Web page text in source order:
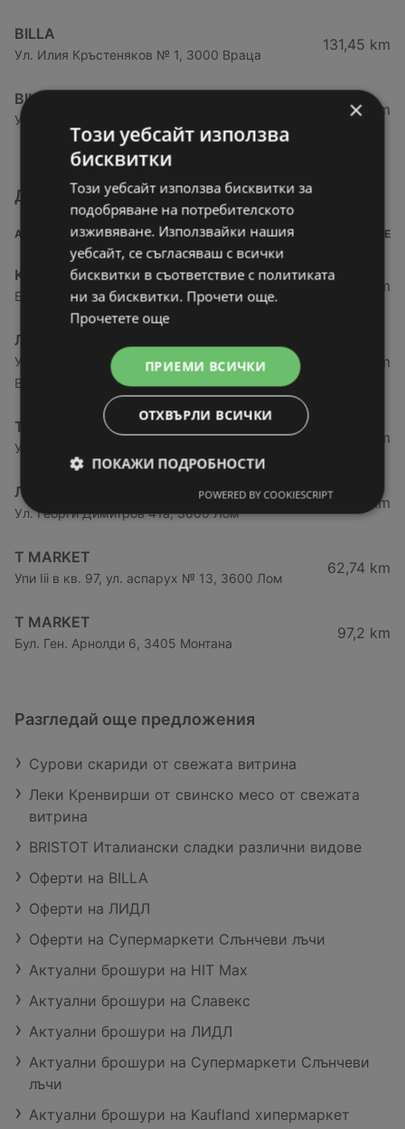
BILLA
Ул. Илия Кръстеняков № 1, 3000 Враца
131,45 km
BILLA
Ул. Кръстьо Бързаков 14а, 3001 Враца
132,99 km
Други магазини от категория Супермаркети
АДРЕС РАЗСТОЯНИЕ
Kaufland хипермаркет
Бул. Панония № 41, 3700 Видин
27,69 km
ЛИДЛ
Ул. „Академик Стефан Младенов“ № 20, 3700
Видин
27,78 km
T MARKET
Ул. Железничарска № 19, 3700 Видин
28,91 km
ЛИДЛ
Ул. Георги Димитров 41а, 3600 Лом
61,76 km
T MARKET
Упи Iii в кв. 97, ул. аспарух № 13, 3600 Лом
62,74 km
T MARKET
Бул. Ген. Арнолди 6, 3405 Монтана
97,2 km
Разгледай още предложения
Сурови скариди от свежата витрина
Леки Кренвирши от свинско месо от свежата
витрина
BRISTOT Италиански сладки различни видове
Оферти на BILLA
Оферти на ЛИДЛ
Оферти на Супермаркети Слънчеви лъчи
Актуални брошури на HIT Max
Актуални брошури на Славекс
Актуални брошури на ЛИДЛ
Актуални брошури на Супермаркети Слънчеви
лъчи
Актуални брошури на Kaufland хипермаркет
×
Този уебсайт използва
бисквитки
Този уебсайт използва бисквитки за
подобряване на потребителското
изживяване. Използвайки нашия
уебсайт, се съгласяваш с всички
бисквитки в съответствие с политиката
ни за бисквитки. Прочети още.
Прочетете още
ПРИЕМИ ВСИЧКИ
ОТХВЪРЛИ ВСИЧКИ
ПОКАЖИ ПОДРОБНОСТИ
POWERED BY COOKIESCRIPT